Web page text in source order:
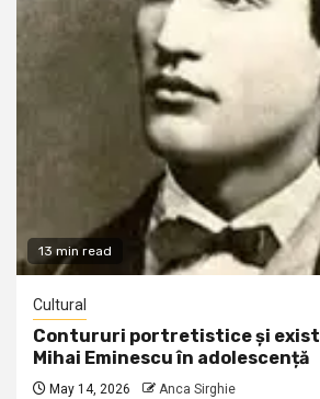
13 min read
Cultural
Contururi portretistice și
Mihai Eminescu în adolescență
May 14, 2026 Anca Sirghie